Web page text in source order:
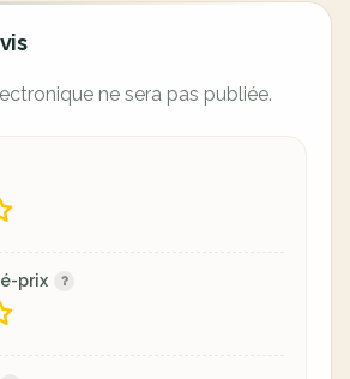
ne sera pas publiée.
prix